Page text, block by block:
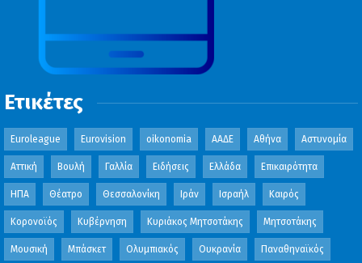
Ετικέτες
Euroleague Eurovision oikonomia ΑΑΔΕ Αθήνα Αστυνομία
Αττική Βουλή Γαλλία Ειδήσεις Ελλάδα Επικαιρότητα
ΗΠΑ Θέατρο Θεσσαλονίκη Ιράν Ισραήλ Καιρός
Κορονοϊός Κυβέρνηση Κυριάκος Μητσοτάκης Μητσοτάκης
Μουσική Μπάσκετ Ολυμπιακός Ουκρανία Παναθηναϊκός